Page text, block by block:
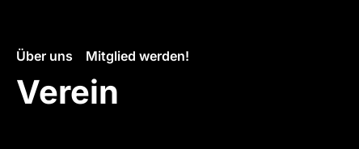
Über uns Mitglied werden!
Verein